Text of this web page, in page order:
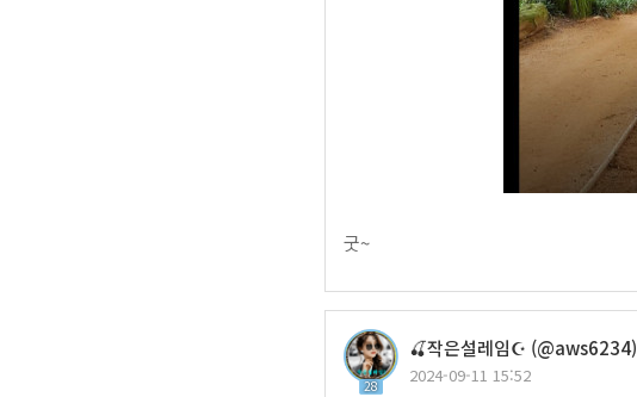
굿~
28
🍒작은설레임☪️ (@aws6234)
2024-09-11 15:52